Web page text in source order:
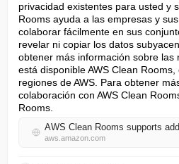
privacidad existentes para usted y
Rooms ayuda a las empresas y
colaborar fácilmente en sus
revelar ni copiar los datos
obtener más información sobre las
está disponible AWS Clean
regiones de AWS. Para obtener
colaboración con AWS Clean
Rooms.
aws.amazon.com